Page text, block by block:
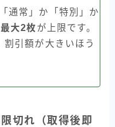
通常」か「特別」か
大2枚 が上限です。
引額が大きいほう
切れ（取得後即